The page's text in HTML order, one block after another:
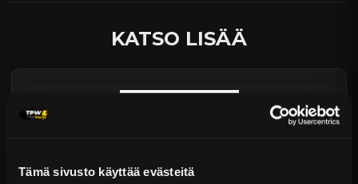
Tämä sivusto käyttää evästeitä
KATSO LISÄÄ